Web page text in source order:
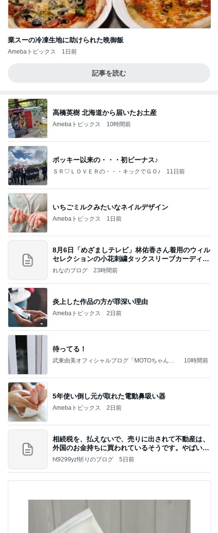
業スーの冷凍生地に助けられた晩御飯
Amebaトピックス 1日前
記事を読む
高橋英樹 北海道から届いたお土産
Amebaトピックス 10時間前
ポッキー以来の・・・初ビーナス♪
ＳＲ♡ＬＯＶＥＲの・・・キックでＧＯ♪ 11日前
いちごミルクみたいなネイルデザイン
Amebaトピックス 1日前
8月6日「めざましテレビ」林佑香さん着用のウィル
セレクションの小花刺繍タックスリーブカーディガ
ン
れなのブログ 23時間前
炎上した作品の方が罪深い理由
Amebaトピックス 2日前
待ってる！
武東由美オフィシャルブログ「MOTOちゃんと
10時間前
5年使い倒し元が取れた電動鼻吸い器
Amebaトピックス 2日前
相続税を、払えないで、売りに出されて不動産は、
外国のお金持ちに買われているそうです。やばいで
すよ
ht9299yzf祈りのブログ 5日前